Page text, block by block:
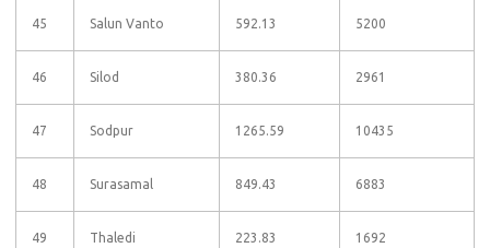
45 Salun Vanto 592.13 5200
46 Silod 380.36 2961
47 Sodpur 1265.59 10435
48 Surasamal 849.43 6883
49 Thaledi 223.83 1692